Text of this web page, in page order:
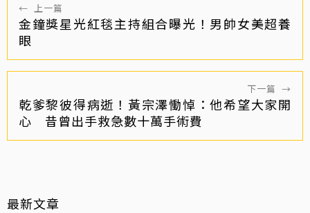
← 上一篇
金鐘獎星光紅毯主持組合曝光！男帥女美超養
眼
下一篇 →
乾爹黎彼得病逝！黃宗澤慟悼：他希望大家開
心 昔曾出手救急數十萬手術費
最新文章